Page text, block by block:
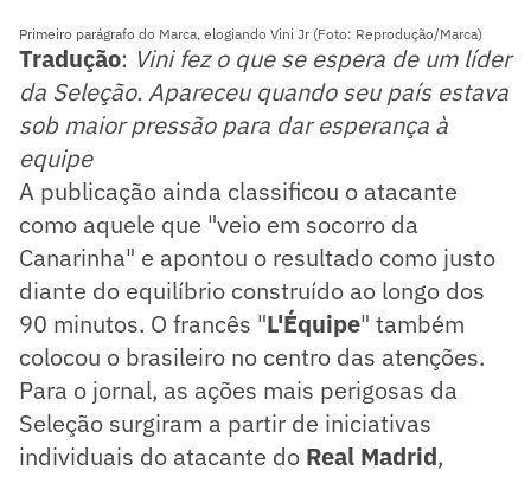
Primeiro parágrafo do Marca, elogiando Vini Jr (Foto: Reprodução/Marca)
Tradução: Vini fez o que se espera de um líder
da Seleção. Apareceu quando seu país estava
sob maior pressão para dar esperança à
equipe
A publicação ainda classificou o atacante
como aquele que "veio em socorro da
Canarinha" e apontou o resultado como justo
diante do equilíbrio construído ao longo dos
90 minutos. O francês "L'Équipe" também
colocou o brasileiro no centro das atenções.
Para o jornal, as ações mais perigosas da
Seleção surgiram a partir de iniciativas
individuais do atacante do Real Madrid,